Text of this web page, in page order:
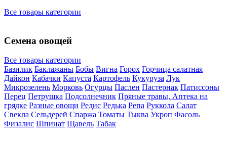
Все товары категории
Семена овощей
Все товары категории
Базилик Баклажаны Бобы Вигна Горох Горчица салатная
Дайкон Кабачки Капуста Картофель Кукуруза Лук
Микрозелень Морковь Огурцы Паслен Пастернак Патиссоны
Перец Петрушка Подсолнечник Пряные травы, Аптека на
грядке Разные овощи Редис Редька Репа Руккола Салат
Свекла Сельдерей Спаржа Томаты Тыква Укроп Фасоль
Физалис Шпинат Щавель Табак